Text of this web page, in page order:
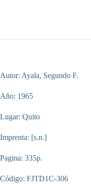
1826
Autor: Ayala, Segundo F.
Año: 1965
Lugar: Quito
Imprenta: [s.n.]
Pagina: 335p.
Código: FJTD1C-306